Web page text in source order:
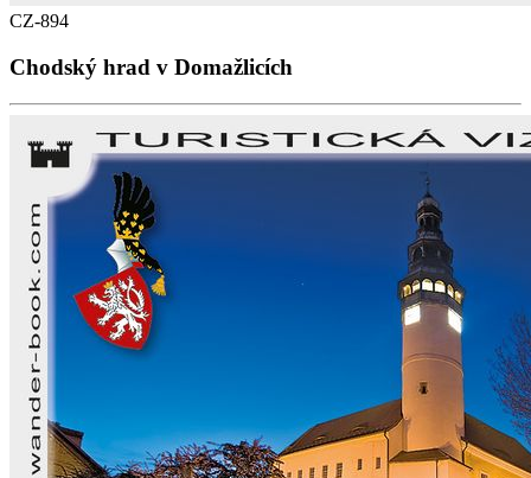
CZ-894
Chodský hrad v Domažlicích